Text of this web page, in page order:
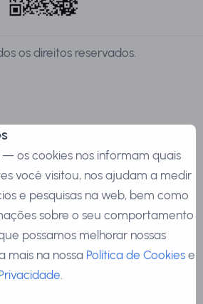
os direitos reservados.
— os cookies nos informam quais
você visitou, nos ajudam a medir
e pesquisas na web, bem como
sobre o seu comportamento
possamos melhorar nossas
mais na nossa Política de Cookies e